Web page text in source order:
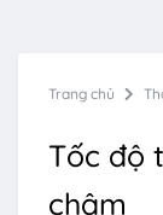
Trang chủ
Tốc độ
chậm